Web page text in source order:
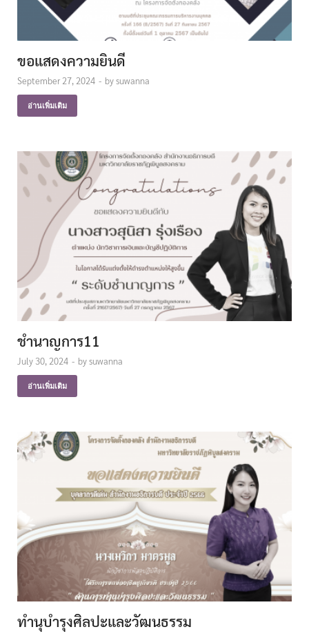
ขอแสดงความยินดี
September 27, 2024 - bysuwanna
อ่านเพิ่มเติม
ชำนาญการ11
July 30, 2024 - bysuwanna
อ่านเพิ่มเติม
ทำนุบำรุงศิลปะและวัฒนธรรม